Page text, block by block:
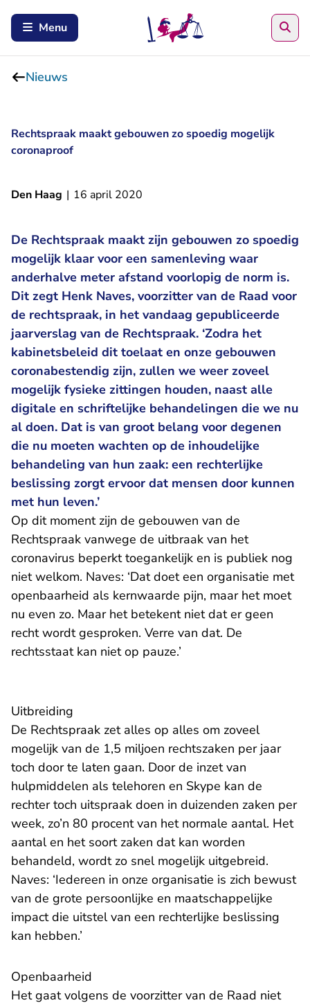
Menu
Nieuws
Rechtspraak maakt gebouwen zo spoedig mogelijk
coronaproof
Den Haag | 16 april 2020
De Rechtspraak maakt zijn gebouwen zo spoedig
mogelijk klaar voor een samenleving waar
anderhalve meter afstand voorlopig de norm is.
Dit zegt Henk Naves, voorzitter van de Raad voor
de rechtspraak, in het vandaag gepubliceerde
jaarverslag van de Rechtspraak. ‘Zodra het
kabinetsbeleid dit toelaat en onze gebouwen
coronabestendig zijn, zullen we weer zoveel
mogelijk fysieke zittingen houden, naast alle
digitale en schriftelijke behandelingen die we nu
al doen. Dat is van groot belang voor degenen
die nu moeten wachten op de inhoudelijke
behandeling van hun zaak: een rechterlijke
beslissing zorgt ervoor dat mensen door kunnen
met hun leven.’
Op dit moment zijn de gebouwen van de
Rechtspraak vanwege de uitbraak van het
coronavirus beperkt toegankelijk en is publiek nog
niet welkom. Naves: ‘Dat doet een organisatie met
openbaarheid als kernwaarde pijn, maar het moet
nu even zo. Maar het betekent niet dat er geen
recht wordt gesproken. Verre van dat. De
rechtsstaat kan niet op pauze.’
Uitbreiding
De Rechtspraak zet alles op alles om zoveel
mogelijk van de 1,5 miljoen rechtszaken per jaar
toch door te laten gaan. Door de inzet van
hulpmiddelen als telehoren en Skype kan de
rechter toch uitspraak doen in duizenden zaken per
week, zo’n 80 procent van het normale aantal. Het
aantal en het soort zaken dat kan worden
behandeld, wordt zo snel mogelijk uitgebreid.
Naves: ‘Iedereen in onze organisatie is zich bewust
van de grote persoonlijke en maatschappelijke
impact die uitstel van een rechterlijke beslissing
kan hebben.’
Openbaarheid
Het gaat volgens de voorzitter van de Raad niet